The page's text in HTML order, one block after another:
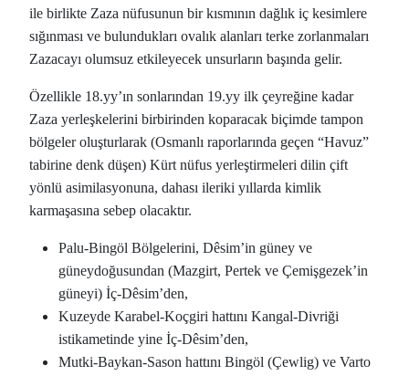
ile birlikte Zaza nüfusunun bir kısmının dağlık iç kesimlere
sığınması ve bulundukları ovalık alanları terke zorlanmaları
Zazacayı olumsuz etkileyecek unsurların başında gelir.
Özellikle 18.yy’ın sonlarından 19.yy ilk çeyreğine kadar
Zaza yerleşkelerini birbirinden koparacak biçimde tampon
bölgeler oluşturlarak (Osmanlı raporlarında geçen “Havuz”
tabirine denk düşen) Kürt nüfus yerleştirmeleri dilin çift
yönlü asimilasyonuna, dahası ileriki yıllarda kimlik
karmaşasına sebep olacaktır.
Palu-Bingöl Bölgelerini, Dêsim’in güney ve
güneydoğusundan (Mazgirt, Pertek ve Çemişgezek’in
güneyi) İç-Dêsim’den,
Kuzeyde Karabel-Koçgiri hattını Kangal-Divriği
istikametinde yine İç-Dêsim’den,
Mutki-Baykan-Sason hattını Bingöl (Çewlig) ve Varto